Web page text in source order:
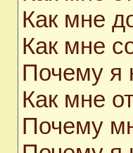
Как мне
Как мне
Почему я
Как мне
Почему